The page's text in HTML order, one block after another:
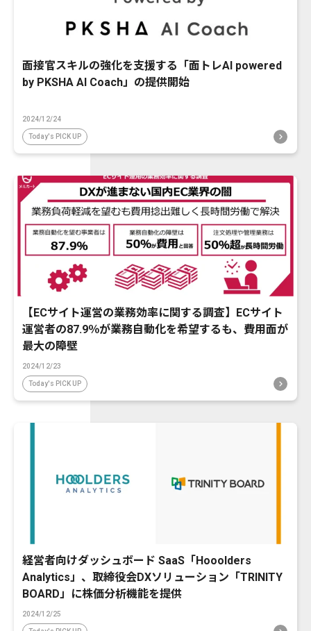
面接官スキルの強化を支援する「面トレAI powered
by PKSHA AI Coach」の提供開始
2024/12/24
Today's PICK UP
【ECサイト運営の業務効率に関する調査】ECサイト
運営者の87.9％が業務自動化を希望するも、費用面が
最大の障壁
2024/12/23
Today's PICK UP
経営者向けダッシュボード SaaS「Hooolders
Analytics」、取締役会DXソリューション「TRINITY
BOARD」に株価分析機能を提供
2024/12/25